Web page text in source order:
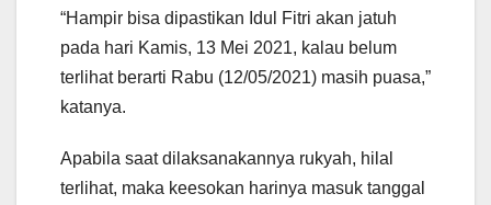
“Hampir bisa dipastikan Idul Fitri akan jatuh
pada hari Kamis, 13 Mei 2021, kalau belum
terlihat berarti Rabu (12/05/2021) masih puasa,”
katanya.
Apabila saat dilaksanakannya rukyah, hilal
terlihat, maka keesokan harinya masuk tanggal